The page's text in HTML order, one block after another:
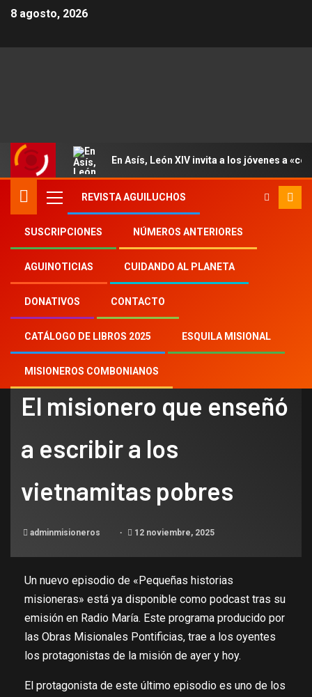
8 agosto, 2026
En Asís, León XIV invita a los jóvenes a
REVISTA AGUILUCHOS
SUSCRIPCIONES NÚMEROS ANTERIORES
AGUINOTICIAS CUIDANDO AL PLANETA
DONATIVOS CONTACTO
CATÁLOGO DE LIBROS 2025 ESQUILA MISIONAL
MISIONEROS COMBONIANOS
Inicio 2025
12
El misionero que enseñó a escribir a los
vietnamitas pobres
NOTICIAS
El misionero que enseñó
a escribir a los
vietnamitas pobres
adminmisioneros 12 noviembre, 2025
Un nuevo episodio de «Pequeñas historias
misioneras» está ya disponible como podcast tras su
emisión en Radio María. Este programa producido por
las Obras Misionales Pontificias, trae a los oyentes
los protagonistas de la misión de ayer y hoy.
El protagonista de este último episodio es uno de los